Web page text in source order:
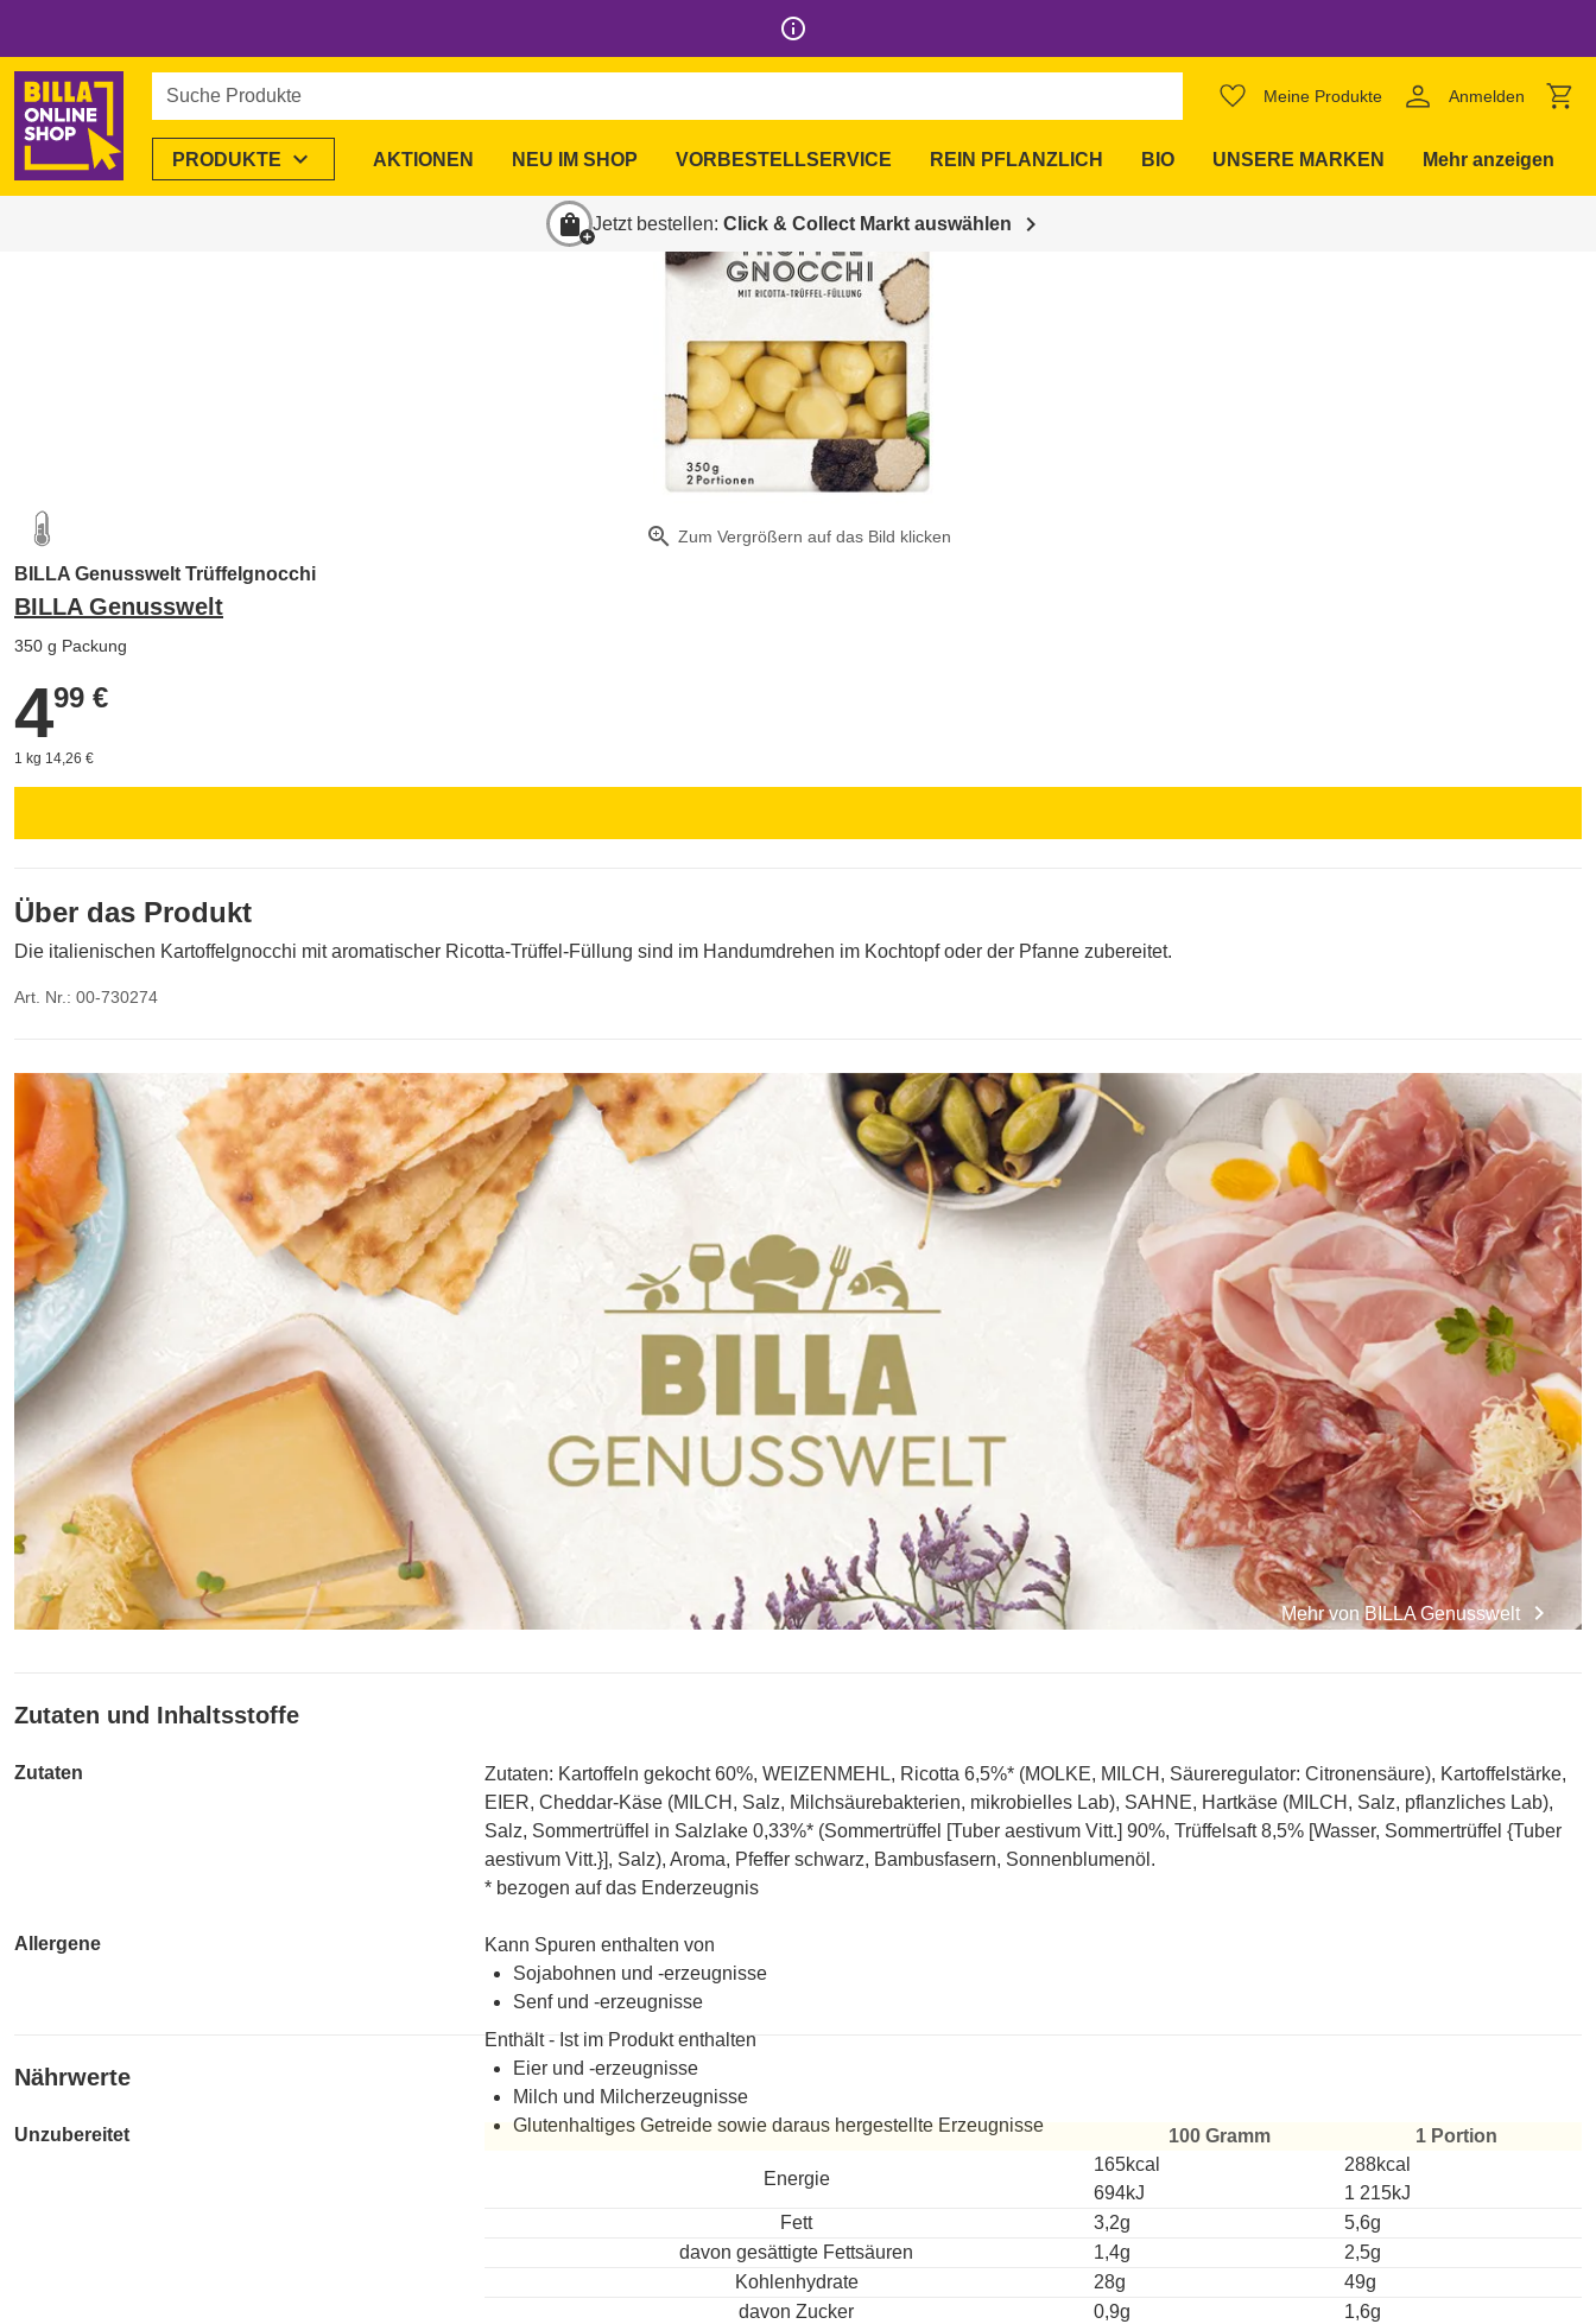
info_outline
Suche Produkte
Meine Produkte Anmelden
PRODUKTE expand_more AKTIONEN NEU IM SHOP VORBESTELLSERVICE REIN PFLANZLICH BIO UNSERE MARKEN Mehr anzeigen
shopping_bag Jetzt bestellen: Click & Collect Markt auswählen chevron_right
favorite_border
zoom_in Zum Vergrößern auf das Bild klicken
BILLA Genusswelt Trüffelgnocchi
BILLA Genusswelt
350 g Packung
4,99 €
499 €
1 kg 14,26 €
Über das Produkt
Die italienischen Kartoffelgnocchi mit aromatischer Ricotta-Trüffel-Füllung sind im Handumdrehen im Kochtopf oder der Pfanne zubereitet.
Art. Nr.: 00-730274
Mehr vonBILLA Genusswelt chevron_right
Zutaten und Inhaltsstoffe
Zutaten
Zutaten: Kartoffeln gekocht 60%, WEIZENMEHL, Ricotta 6,5%* (MOLKE, MILCH, Säureregulator: Citronensäure), Kartoffelstärke,
EIER, Cheddar-Käse (MILCH, Salz, Milchsäurebakterien, mikrobielles Lab), SAHNE, Hartkäse (MILCH, Salz, pflanzliches Lab),
Salz, Sommertrüffel in Salzlake 0,33%* (Sommertrüffel [Tuber aestivum Vitt.] 90%, Trüffelsaft 8,5% [Wasser, Sommertrüffel {Tuber
aestivum Vitt.}], Salz), Aroma, Pfeffer schwarz, Bambusfasern, Sonnenblumenöl.
* bezogen auf das Enderzeugnis
Allergene
Kann Spuren enthalten von
Sojabohnen und -erzeugnisse
Senf und -erzeugnisse
Enthält - Ist im Produkt enthalten
Eier und -erzeugnisse
Milch und Milcherzeugnisse
Glutenhaltiges Getreide sowie daraus hergestellte Erzeugnisse
Nährwerte
Unzubereitet
100 Gramm 1 Portion
Energie
165kcal
694kJ
288kcal
1 215kJ
Fett
3,2g
5,6g
davon gesättigte Fettsäuren
1,4g
2,5g
Kohlenhydrate
28g
49g
davon Zucker
0,9g
1,6g